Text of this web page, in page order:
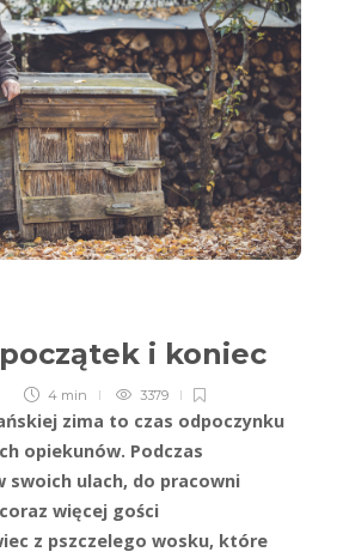
i koniec
4 min 3379
zima to czas odpoczynku
opiekunów. Podczas
swoich ulach, do pracowni
więcej gości
z pszczelego wosku, które